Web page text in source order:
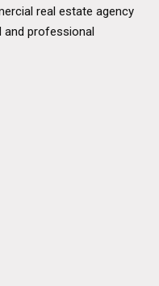
real estate agency
and professional